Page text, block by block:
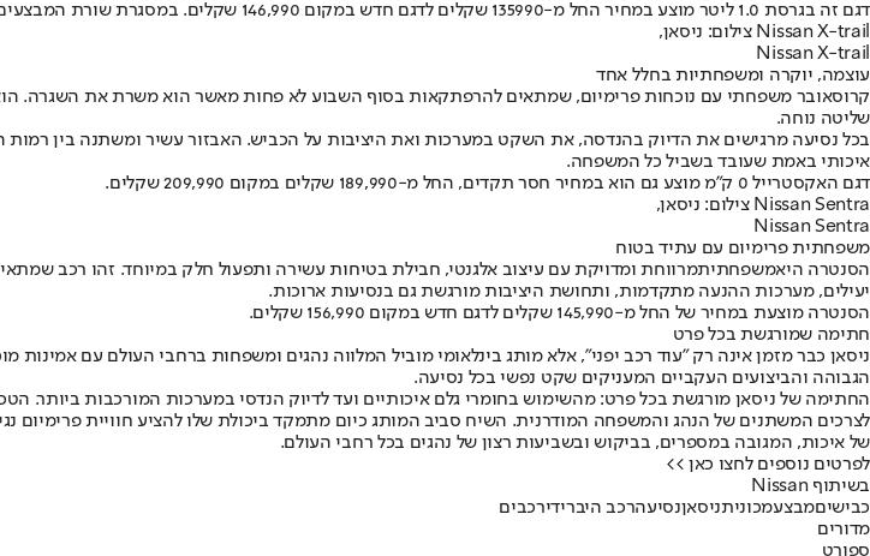
דגם זה בגרסת 1.0 ליטר מוצע במחיר החל מ-135990 שקלים לדגם חדש במקום 146,990 שקלים. במסגרת שורת המבצעים מציעה ניסאן הנחה גם על הדגם
Nissan X-trail צילום: ניסאן,
Nissan X-trail
עוצמה, יוקרה ומשפחתיות בחלל אחד
קרוסאובר משפחתי עם נוכחות פרימיום, שמתאים להרפתקאות בסוף השבוע לא פחות מאשר הוא משרת את השגרה.
שליטה נוחה.
בכל נסיעה מרגישים את הדיוק בהנדסה, את השקט במערכות ואת היציבות על הכביש. האבזור עשיר ומשתנה בין רמות
איכותי באמת שעובד בשביל כל המשפחה.
דגם האקסטרייל 0 ק"מ מוצע גם הוא במחיר חסר תקדים, החל מ-189,990 שקלים במקום 209,990 שקלים.
Nissan Sentra צילום: ניסאן,
Nissan Sentra
משפחתית פרימיום עם עתיד בטוח
הסנטרה היאמשפחתיתמרווחת ומדויקת עם עיצוב אלגנטי, חבילת בטיחות עשירה ותפעול חלק במיוחד. זהו רכב
יעילים, מערכות ההנעה מתקדמות, ותחושת היציבות מורגשת גם בנסיעות ארוכות.
הסנטרה מוצעת במחיר של החל מ-145,990 שקלים לדגם חדש במקום 156,990 שקלים.
חתימה שמורגשת בכל פרט
ניסאן כבר מזמן אינה רק "עוד רכב יפני", אלא מותג בינלאומי מוביל המלווה נהגים ומשפחות ברחבי העולם עם
הגבוהה והביצועים העקביים המעניקים שקט נפשי בכל נסיעה.
החתימה של ניסאן מורגשת בכל פרט: מהשימוש בחומרי גלם איכותיים ועד לדיוק הנדסי במערכות המורכבות ביותר.
לצרכים המשתנים של הנהג והמשפחה המודרנית. השיח סביב המותג כיום מתמקד ביכולת שלו להציע חוויית פרימיום
של איכות, המגובה במספרים, בביקוש ובשביעות רצון של נהגים בכל רחבי העולם.
לפרטים נוספים לחצו כאן >>
בשיתוף Nissan
כבישיםמבצעמכוניתניסאןנסיעהרכב היברידירכבים
מדורים
ספורט